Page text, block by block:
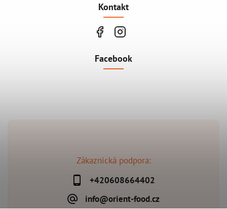
Zákaznická podpora:
+420608664402
info@orient-food.cz
Kontakt
Facebook